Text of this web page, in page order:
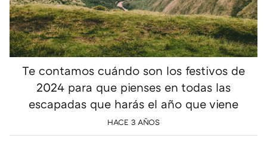
Te contamos cuándo son los festivos de
2024 para que pienses en todas las
escapadas que harás el año que viene
HACE 3 AÑOS